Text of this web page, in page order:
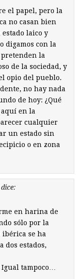
el papel, pero la
no casan bien
laico y
digamos con la
la
de la sociedad, y
opio del pueblo.
no hay nada
de hoy: ¿Qué
aquí en la
cualquier
un estado sin
o en zona
dice:
en harina de
sólo por la
se ha
dos estados,
Igual tampoco…